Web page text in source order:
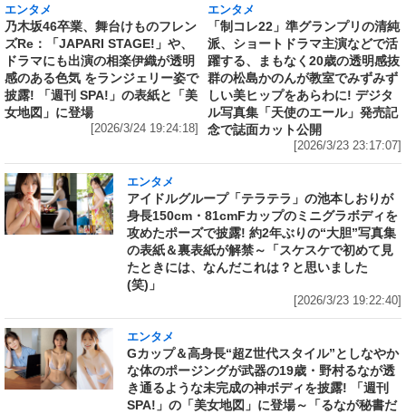
エンタメ
乃木坂46卒業、舞台けものフレン
ズRe：「JAPARI STAGE!」や、
ドラマにも出演の相楽伊織が透明
感のある色気 をランジェリー姿で
披露! 「週刊 SPA!」の表紙と「美
女地図」に登場
[2026/3/24 19:24:18]
エンタメ
「制コレ22」準グランプリの清純
派、ショートドラマ主演などで活
躍する、まもなく20歳の透明感抜
群の松島かのんが教室でみずみず
しい美ヒップをあらわに! デジタ
ル写真集「天使のエール」発売記
念で誌面カット公開
[2026/3/23 23:17:07]
エンタメ
アイドルグループ「テラテラ」の池本しおりが
身長150cm・81cmFカップのミニグラボディを
攻めたポーズで披露! 約2年ぶりの“大胆”写真集
の表紙＆裏表紙が解禁～「スケスケで初めて見
たときには、なんだこれは？と思いました
(笑)」
[2026/3/23 19:22:40]
エンタメ
Gカップ＆高身長“超Z世代スタイル”としなやか
な体のポージングが武器の19歳・野村るなが透
き通るような未完成の神ボディを披露! 「週刊
SPA!」の「美女地図」に登場～「るなが秘書だ